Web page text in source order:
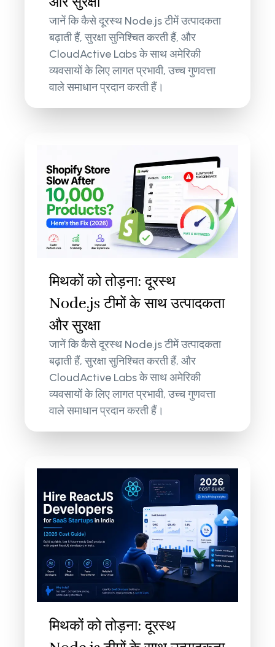
जानें कि कैसे दूरस्थ Node.js टीमें उत्पादकता
बढ़ाती हैं, सुरक्षा सुनिश्चित करती हैं, और
CloudActive Labs के साथ अमेरिकी
व्यवसायों के लिए लागत प्रभावी, उच्च गुणवत्ता
वाले समाधान प्रदान करती हैं।
मिथकों को तोड़ना: दूरस्थ
Node.js टीमों के साथ उत्पादकता
और सुरक्षा
जानें कि कैसे दूरस्थ Node.js टीमें उत्पादकता
बढ़ाती हैं, सुरक्षा सुनिश्चित करती हैं, और
CloudActive Labs के साथ अमेरिकी
व्यवसायों के लिए लागत प्रभावी, उच्च गुणवत्ता
वाले समाधान प्रदान करती हैं।
मिथकों को तोड़ना: दूरस्थ